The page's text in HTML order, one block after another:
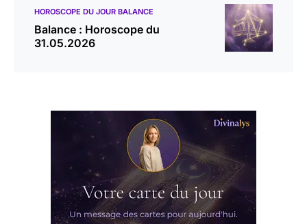
HOROSCOPE DU JOUR BALANCE
Balance : Horoscope du
31.05.2026